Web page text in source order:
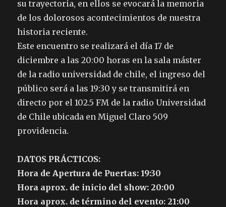
su trayectoria, en ellos se evocará la memoria
de los dolorosos acontecimientos de nuestra
historia reciente.
Este encuentro se realizará el día 17 de
diciembre a las 20:00 horas en la sala máster
de la radio universidad de chile, el ingreso del
público será a las 19:30 y se transmitirá en
directo por el 102.5 FM de la radio Universidad
de Chile ubicada en Miguel Claro 509
providencia.
DATOS PRÁCTICOS:
Hora de Apertura de Puertas: 19:30
Hora aprox. de inicio del show: 20:00
Hora aprox. de término del evento: 21:00